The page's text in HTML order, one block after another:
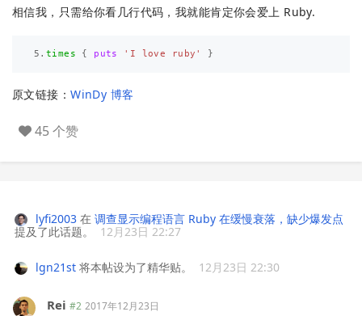
相信我，只需给你看几行代码，我就能肯定你会爱上 Ruby.
5 . times { puts 'I love ruby' }
原文链接：WinDy 博客
45 个赞
lyfi2003 在 调查显示编程语言 Ruby 在缓慢衰落，缺少爆发点
提及了此话题。
12月23日 22:27
lgn21st 将本帖设为了精华贴。 12月23日 22:30
Rei #2 2017年12月23日